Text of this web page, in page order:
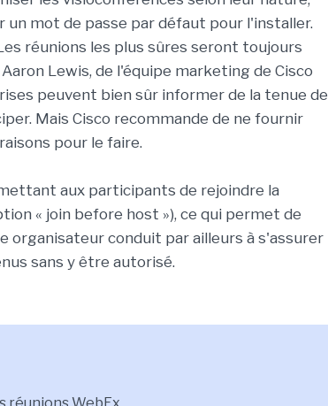
mot de passe par défaut pour l'installer.
réunions les plus sûres seront toujours
Lewis, de l'équipe marketing de Cisco
peuvent bien sûr informer de la tenue de
Mais Cisco recommande de ne fournir
pour le faire.
aux participants de rejoindre la
« join before host »), ce qui permet de
organisateur conduit par ailleurs à s'assurer
sans y être autorisé.